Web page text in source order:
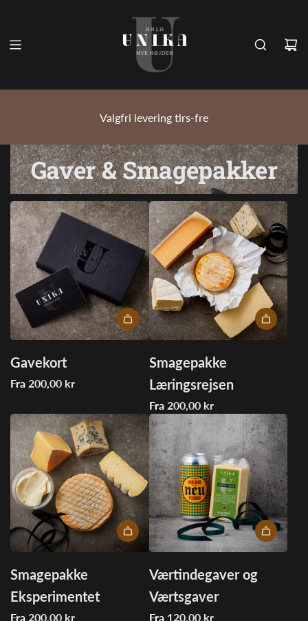
INDHOLD
Valgfri levering tirs-fre
Gaver & Smagepakker
Gavekort
Fra 200,00 kr
Smagepakke
Læringsrejsen
Fra 200,00 kr
Smagepakke
Eksperimentet
Fra 200,00 kr
Værtindegaver og
Værtsgaver
Fra 120,00 kr